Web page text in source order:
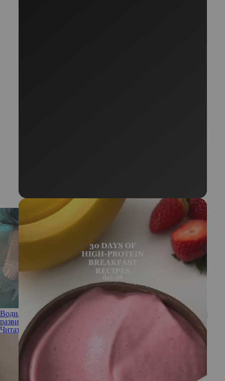
Водила на балет и маникюр: как Виктория Бекхэм пытается
развить в дочери Харпер женственность
Читать полностью